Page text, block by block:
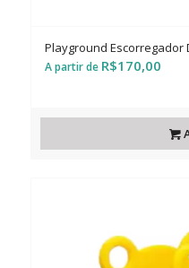
Playground Escorregador
R$170,00